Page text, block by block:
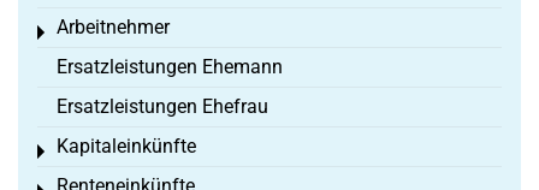
Arbeitnehmer
Toggle menu
Ersatzleistungen Ehemann
Ersatzleistungen Ehefrau
Kapitaleinkünfte
Toggle menu